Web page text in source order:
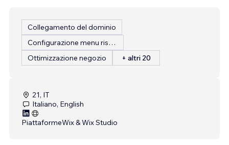
Collegamento del dominio
Configurazione menu ristorante
Ottimizzazione negozio
+ altri 20
21, IT
Italiano, English
PiattaformeWix & Wix Studio